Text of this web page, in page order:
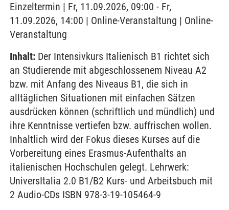
Einzeltermin | Fr, 11.09.2026, 09:00 - Fr,
11.09.2026, 14:00 | Online-Veranstaltung | Online-
Veranstaltung
Inhalt: Der Intensivkurs Italienisch B1 richtet sich
an Studierende mit abgeschlossenem Niveau A2
bzw. mit Anfang des Niveaus B1, die sich in
alltäglichen Situationen mit einfachen Sätzen
ausdrücken können (schriftlich und mündlich) und
ihre Kenntnisse vertiefen bzw. auffrischen wollen.
Inhaltlich wird der Fokus dieses Kurses auf die
Vorbereitung eines Erasmus-Aufenthalts an
italienischen Hochschulen gelegt. Lehrwerk:
UniversItalia 2.0 B1/B2 Kurs- und Arbeitsbuch mit
2 Audio-CDs ISBN 978-3-19-105464-9